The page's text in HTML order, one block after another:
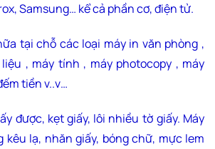
Samsung… kể cả phần cơ, điện tử.
tại chỗ các loại máy in văn phòng ,
, máy tính , máy photocopy , máy
tiền v..v…
được, kẹt giấy, lôi nhiều tờ giấy. Máy
kêu lạ, nhăn giấy, bóng chữ, mực lem